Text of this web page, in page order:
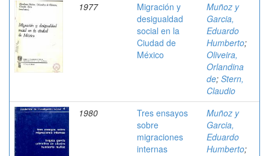
1977
Migración y
desigualdad
social en la
Ciudad de
México
Muñoz y
Garcia,
Eduardo
Humberto;
Oliveira,
Orlandina
de; Stern,
Claudio
1980
Tres ensayos
sobre
migraciones
internas
Muñoz y
Garcia,
Eduardo
Humberto;